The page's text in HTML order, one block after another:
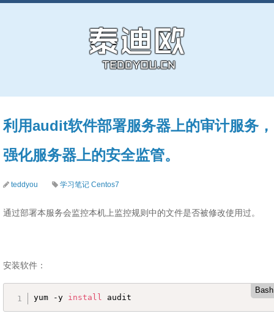
利用audit软件部署服务器上的审计服务，
强化服务器上的安全监管。
teddyou 学习笔记 Centos7
通过部署本服务会监控本机上监控规则中的文件是否被修改使用过。
安装软件：
Bash
yum -y install audit